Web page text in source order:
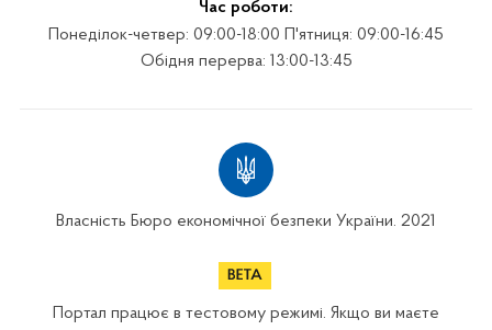
Час роботи:
Понеділок-четвер: 09:00-18:00 П'ятниця: 09:00-16:45
Обідня перерва: 13:00-13:45
Власність Бюро економічної безпеки України. 2021
Портал працює в тестовому режимі. Якщо ви маєте